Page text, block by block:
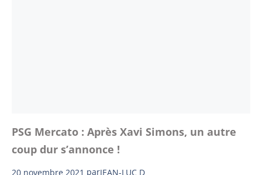
PSG Mercato : Après Xavi Simons, un autre
coup dur s’annonce !
20 novembre 2021 parJEAN-LUC D